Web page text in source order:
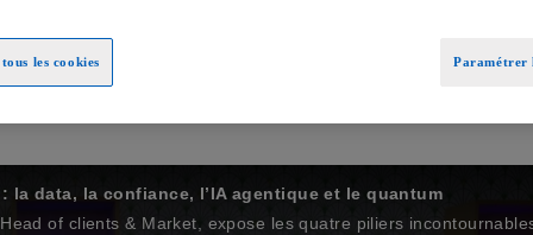
transforme la prise de décision, la
les acteurs de l’innovation technologique,
et identifie les leviers pour passer de la
data, la confiance, l’IA agentique et le quantum
Paramétrer
les cookies